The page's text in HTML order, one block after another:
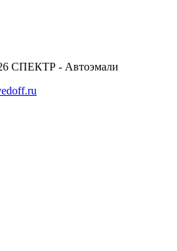
СПЕКТР - Автоэмали